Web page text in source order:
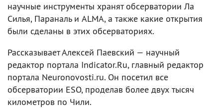
научные инструменты хранят обсерватории Ла
Силья, Параналь и ALMA, а также какие открытия
были сделаны в этих обсерваториях.
Рассказывает Алексей Паевский — научный
редактор портала Indicator.Ru, главный редактор
портала Neuronovosti.ru. Он посетил все
обсерватории ESO, проделав более двух тысяч
километров по Чили.